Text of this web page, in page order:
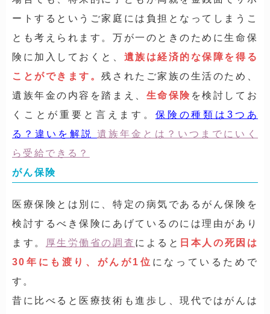
ートするというご家庭には負担となってしまうこ
とも考えられます。万が一のときのために生命保
険に加入しておくと、 遺族は経済的な保障を得る
ことができます。残されたご家族の生活のため、
遺族年金の内容を踏まえ、 生命保険 を検討してお
くことが重要と言えます。 保険の種類は3つあ
る？違いを解説 遺族年金とは？いつまでにいく
ら受給できる？
がん保険
医療保険とは別に、特定の病気であるがん保険を
検討するべき保険にあげているのには理由があり
ます。
厚生労働省の調査 によると 日本人の死因は
30年にも渡り、がんが1位 になっているためで
す。
昔に比べると医療技術も進歩し、現代ではがんは